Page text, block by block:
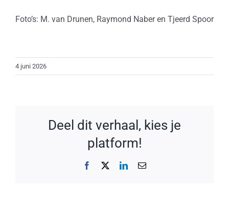
Foto’s: M. van Drunen, Raymond Naber en Tjeerd Spoor
4 juni 2026
Deel dit verhaal, kies je
platform!
Facebook LinkedIn
E-